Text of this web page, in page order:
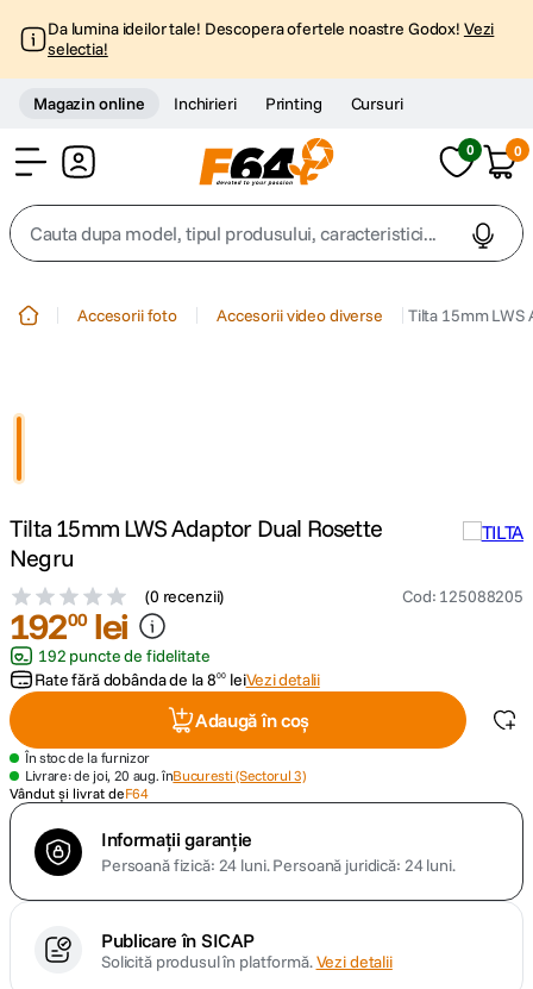
Da lumina ideilor tale! Descopera ofertele noastre Godox! Vezi
selectia!
Magazin online Inchirieri Printing Cursuri
0 0
Cauta dupa model, tipul produsului, caracteristici...
4 peak design
canon sx740 hs
6. lavaliera
card memorie
8. ulanzi
10. godox
Accesorii foto Accesorii video diverse Tilta 15mm LWS
Tilta 15mm LWS Adaptor Dual Rosette
Negru
(0 recenzii) Cod: 125088205
19200 lei
192 puncte de fidelitate
Rate fără dobânda de la800 leiVezi detalii
Adaugă în coș
În stoc de la furnizor
Livrare: de joi, 20 aug. înBucuresti (Sectorul 3)
Vândut și livrat deF64
Informații garanție
Persoană fizică: 24 luni.Persoană juridică: 24 luni.
Publicare în SICAP
Solicită produsul în platformă.Vezi detalii